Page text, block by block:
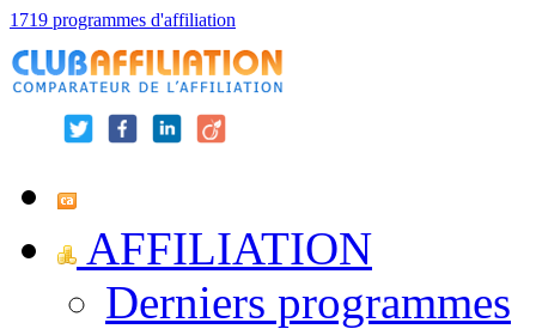
1719 programmes d'affiliation
AFFILIATION
Derniers programmes